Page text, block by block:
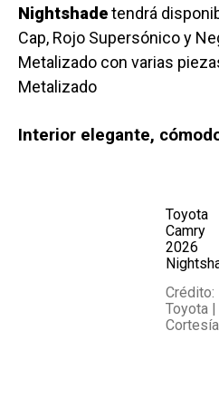
Nightshadetendrá
Cap, Rojo Supersónico y
Metalizado con varias
Metalizado
Interior elegante,
Toyota
Camry
2026
Crédito:
Toyota |
Cortesía